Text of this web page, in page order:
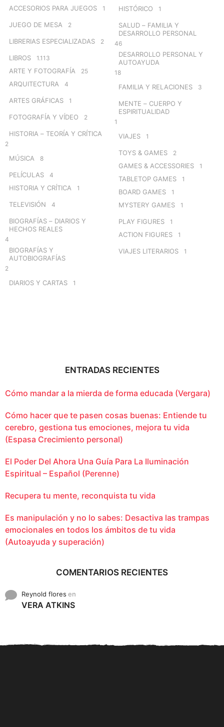
ACCESORIOS PARA JUEGOS 1
JUEGO DE MESA 2
LIBRERIAS ESPECIALIZADAS 2
LIBROS 1.113
ARTE Y FOTOGRAFÍA 25
ARQUITECTURA 4
ARTES GRÁFICAS 1
FOTOGRAFÍA Y VÍDEO 2
HISTORIA – TEORÍA Y CRÍTICA
2
MÚSICA 8
PELÍCULAS 4
HISTORIA Y CRÍTICA 1
TELEVISIÓN 4
BIOGRAFÍAS – DIARIOS Y
HECHOS REALES
4
BIOGRAFÍAS Y
AUTOBIOGRAFÍAS
2
DIARIOS Y CARTAS 1
HISTÓRICO 1
SALUD – FAMILIA Y
DESARROLLO PERSONAL
46
DESARROLLO PERSONAL Y
AUTOAYUDA
18
FAMILIA Y RELACIONES 3
MENTE – CUERPO Y
ESPIRITUALIDAD
1
VIAJES 1
TOYS & GAMES 2
GAMES & ACCESSORIES 1
TABLETOP GAMES 1
BOARD GAMES 1
MYSTERY GAMES 1
PLAY FIGURES 1
ACTION FIGURES 1
VIAJES LITERARIOS 1
ENTRADAS RECIENTES
Cómo mandar a la mierda de forma educada (Vergara)
Cómo hacer que te pasen cosas buenas: Entiende tu
cerebro, gestiona tus emociones, mejora tu vida
(Espasa Crecimiento personal)
El Poder Del Ahora Una Guía Para La Iluminación
Espiritual – Español (Perenne)
Recupera tu mente, reconquista tu vida
Es manipulación y no lo sabes: Desactiva las trampas
emocionales en todos los ámbitos de tu vida
(Autoayuda y superación)
COMENTARIOS RECIENTES
Reynold flores en
VERA ATKINS